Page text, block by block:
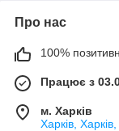
Про нас
100%
Працює з
м. Харків
Харків,